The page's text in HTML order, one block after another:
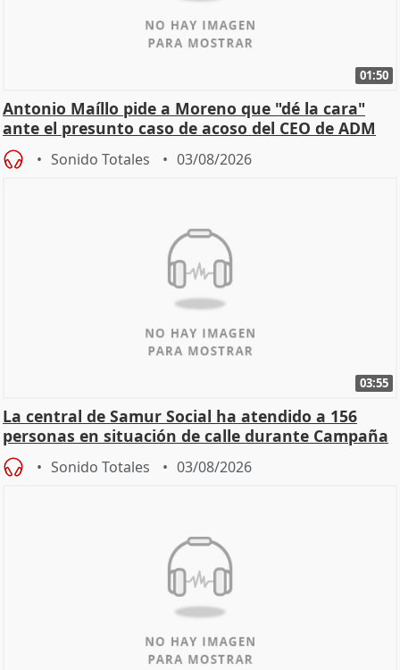
01:50
Antonio Maíllo pide a Moreno que "dé la cara"
ante el presunto caso de acoso del CEO de ADM
Sonido Totales 03/08/2026
03:55
La central de Samur Social ha atendido a 156
personas en situación de calle durante Campaña
de Calor
Sonido Totales 03/08/2026